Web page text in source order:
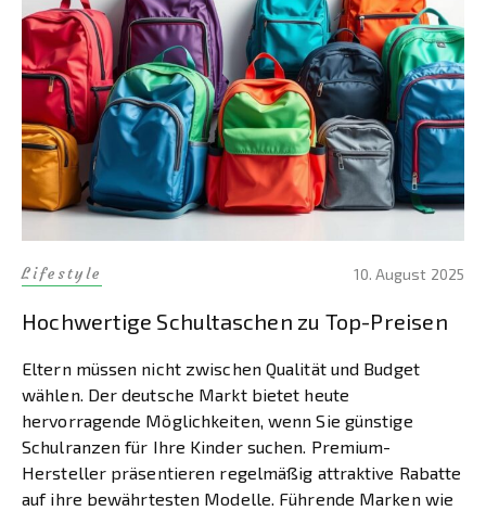
Lifestyle 10. August 2025
Hochwertige Schultaschen zu Top-Preisen
Eltern müssen nicht zwischen Qualität und Budget
wählen. Der deutsche Markt bietet heute
hervorragende Möglichkeiten, wenn Sie günstige
Schulranzen für Ihre Kinder suchen. Premium-
Hersteller präsentieren regelmäßig attraktive Rabatte
auf ihre bewährtesten Modelle. Führende Marken wie